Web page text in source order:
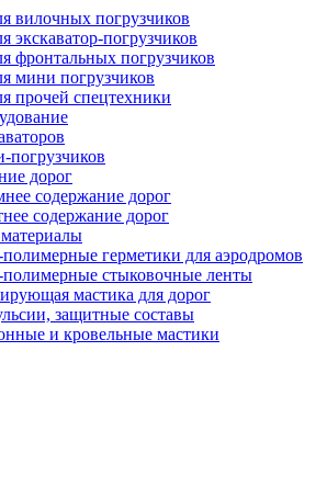
вилочных погрузчиков
погрузчиков
фронтальных погрузчиков
мини погрузчиков
прочей спецтехники
погрузчиков
дорог
содержание дорог
содержание дорог
герметики для аэродромов
стыковочные ленты
мастика для дорог
защитные составы
и кровельные мастики